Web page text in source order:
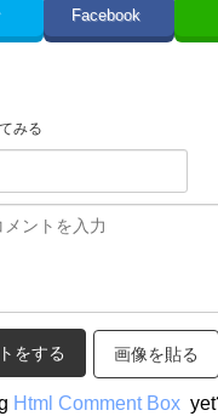
Facebook
みる
画像を貼る
Html Comment Box